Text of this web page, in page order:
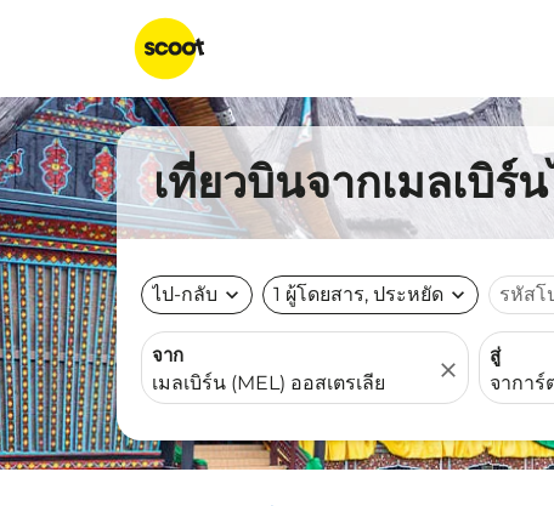
เที่ยวบินจากเมลเบิร์
ไป-กลับ expand_more 1 ผู้โดยสาร, ประหยัด expand_more รหัสโ
จาก
close
สู่